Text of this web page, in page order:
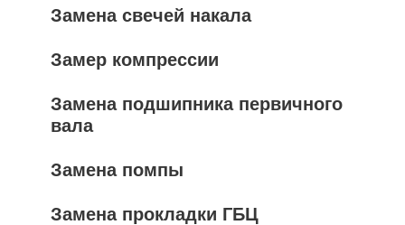
Замена свечей накала
Замер компрессии
Замена подшипника первичного
вала
Замена помпы
Замена прокладки ГБЦ